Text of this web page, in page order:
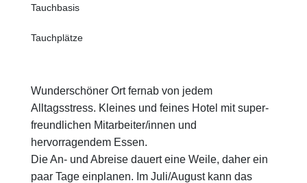
Tauchbasis
Tauchplätze
Wunderschöner Ort fernab von jedem
Alltagsstress. Kleines und feines Hotel mit super-
freundlichen Mitarbeiter/innen und
hervorragendem Essen.
Die An- und Abreise dauert eine Weile, daher ein
paar Tage einplanen. Im Juli/August kann das